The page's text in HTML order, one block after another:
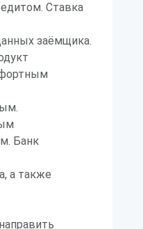
Ставка
заёмщика.
Банк
а также